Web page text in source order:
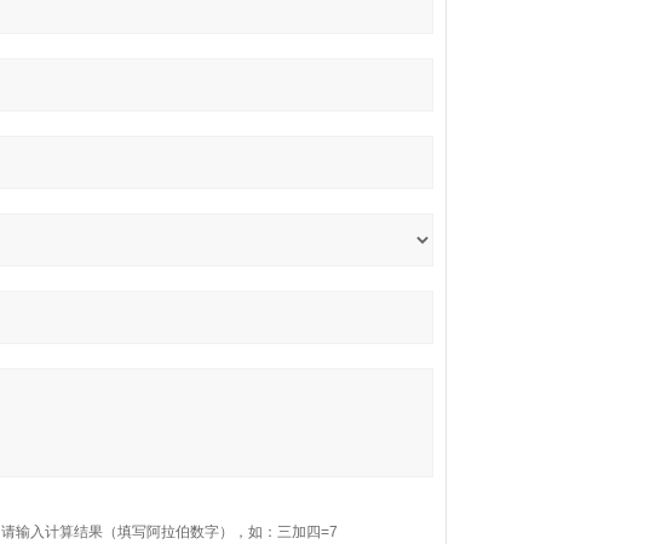
请输入计算结果（填写阿拉伯数字），如：三加四=7